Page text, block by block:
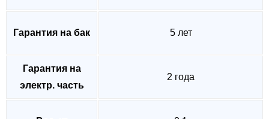
Гарантия на бак 5 лет
Гарантия на
электр. часть
2 года